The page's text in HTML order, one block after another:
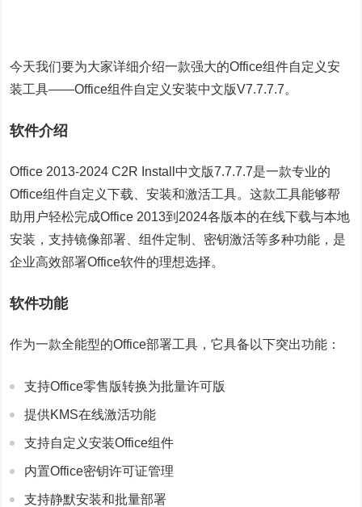
今天我们要为大家详细介绍一款强大的Office组件自定义安
装工具——Office组件自定义安装中文版V7.7.7.7。
软件介绍
Office 2013-2024 C2R Install中文版7.7.7.7是一款专业的
Office组件自定义下载、安装和激活工具。这款工具能够帮
助用户轻松完成Office 2013到2024各版本的在线下载与本地
安装，支持镜像部署、组件定制、密钥激活等多种功能，是
企业高效部署Office软件的理想选择。
软件功能
作为一款全能型的Office部署工具，它具备以下突出功能：
支持Office零售版转换为批量许可版
提供KMS在线激活功能
支持自定义安装Office组件
内置Office密钥许可证管理
支持静默安装和批量部署